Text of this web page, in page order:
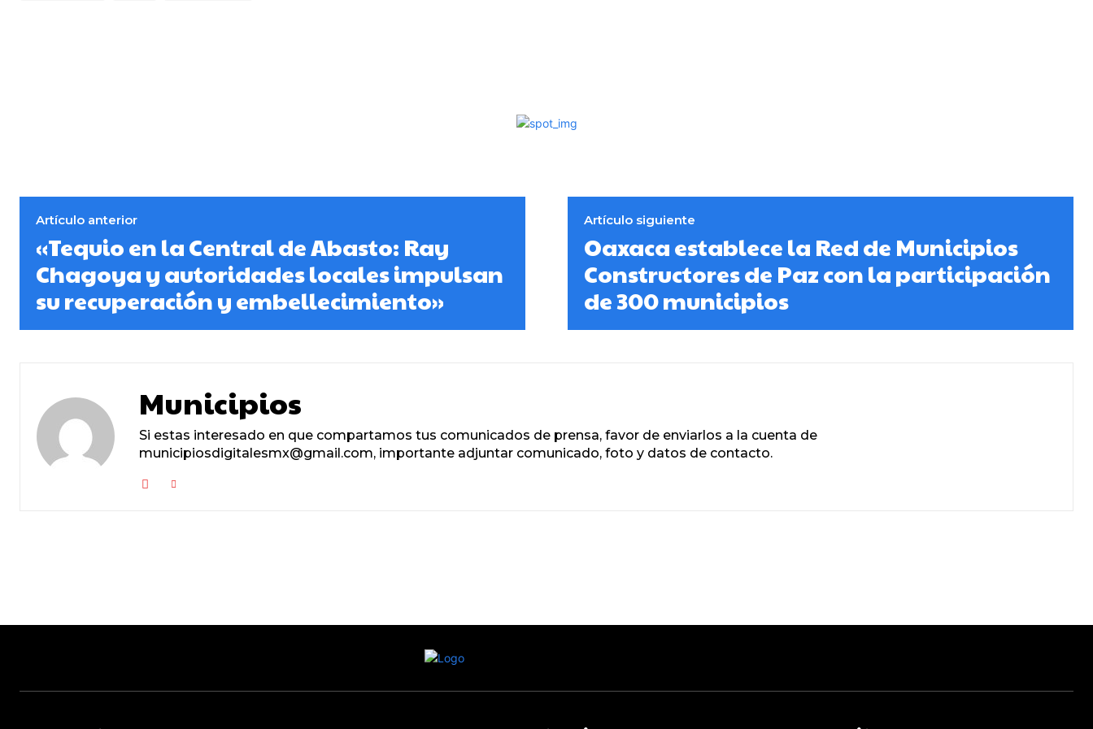
Artículo anterior
«Tequio en la Central de Abasto: Ray
Chagoya y autoridades locales impulsan
su recuperación y embellecimiento»
Artículo siguiente
Oaxaca establece la Red de Municipios
Constructores de Paz con la participación
de 300 municipios
Municipios
Si estas interesado en que compartamos tus comunicados de prensa, favor de enviarlos a la cuenta de
municipiosdigitalesmx@gmail.com, importante adjuntar comunicado, foto y datos de contacto.